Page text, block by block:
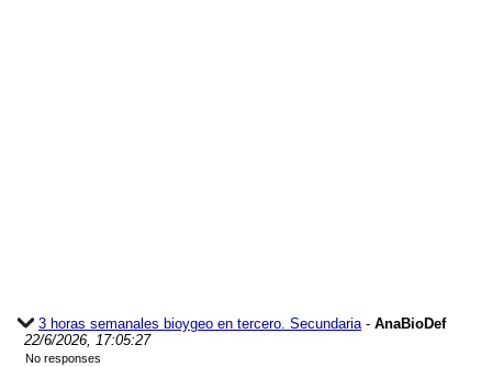
3 horas semanales bioygeo en tercero. Secundaria- AnaBioDef
22/6/2026, 17:05:27
No responses